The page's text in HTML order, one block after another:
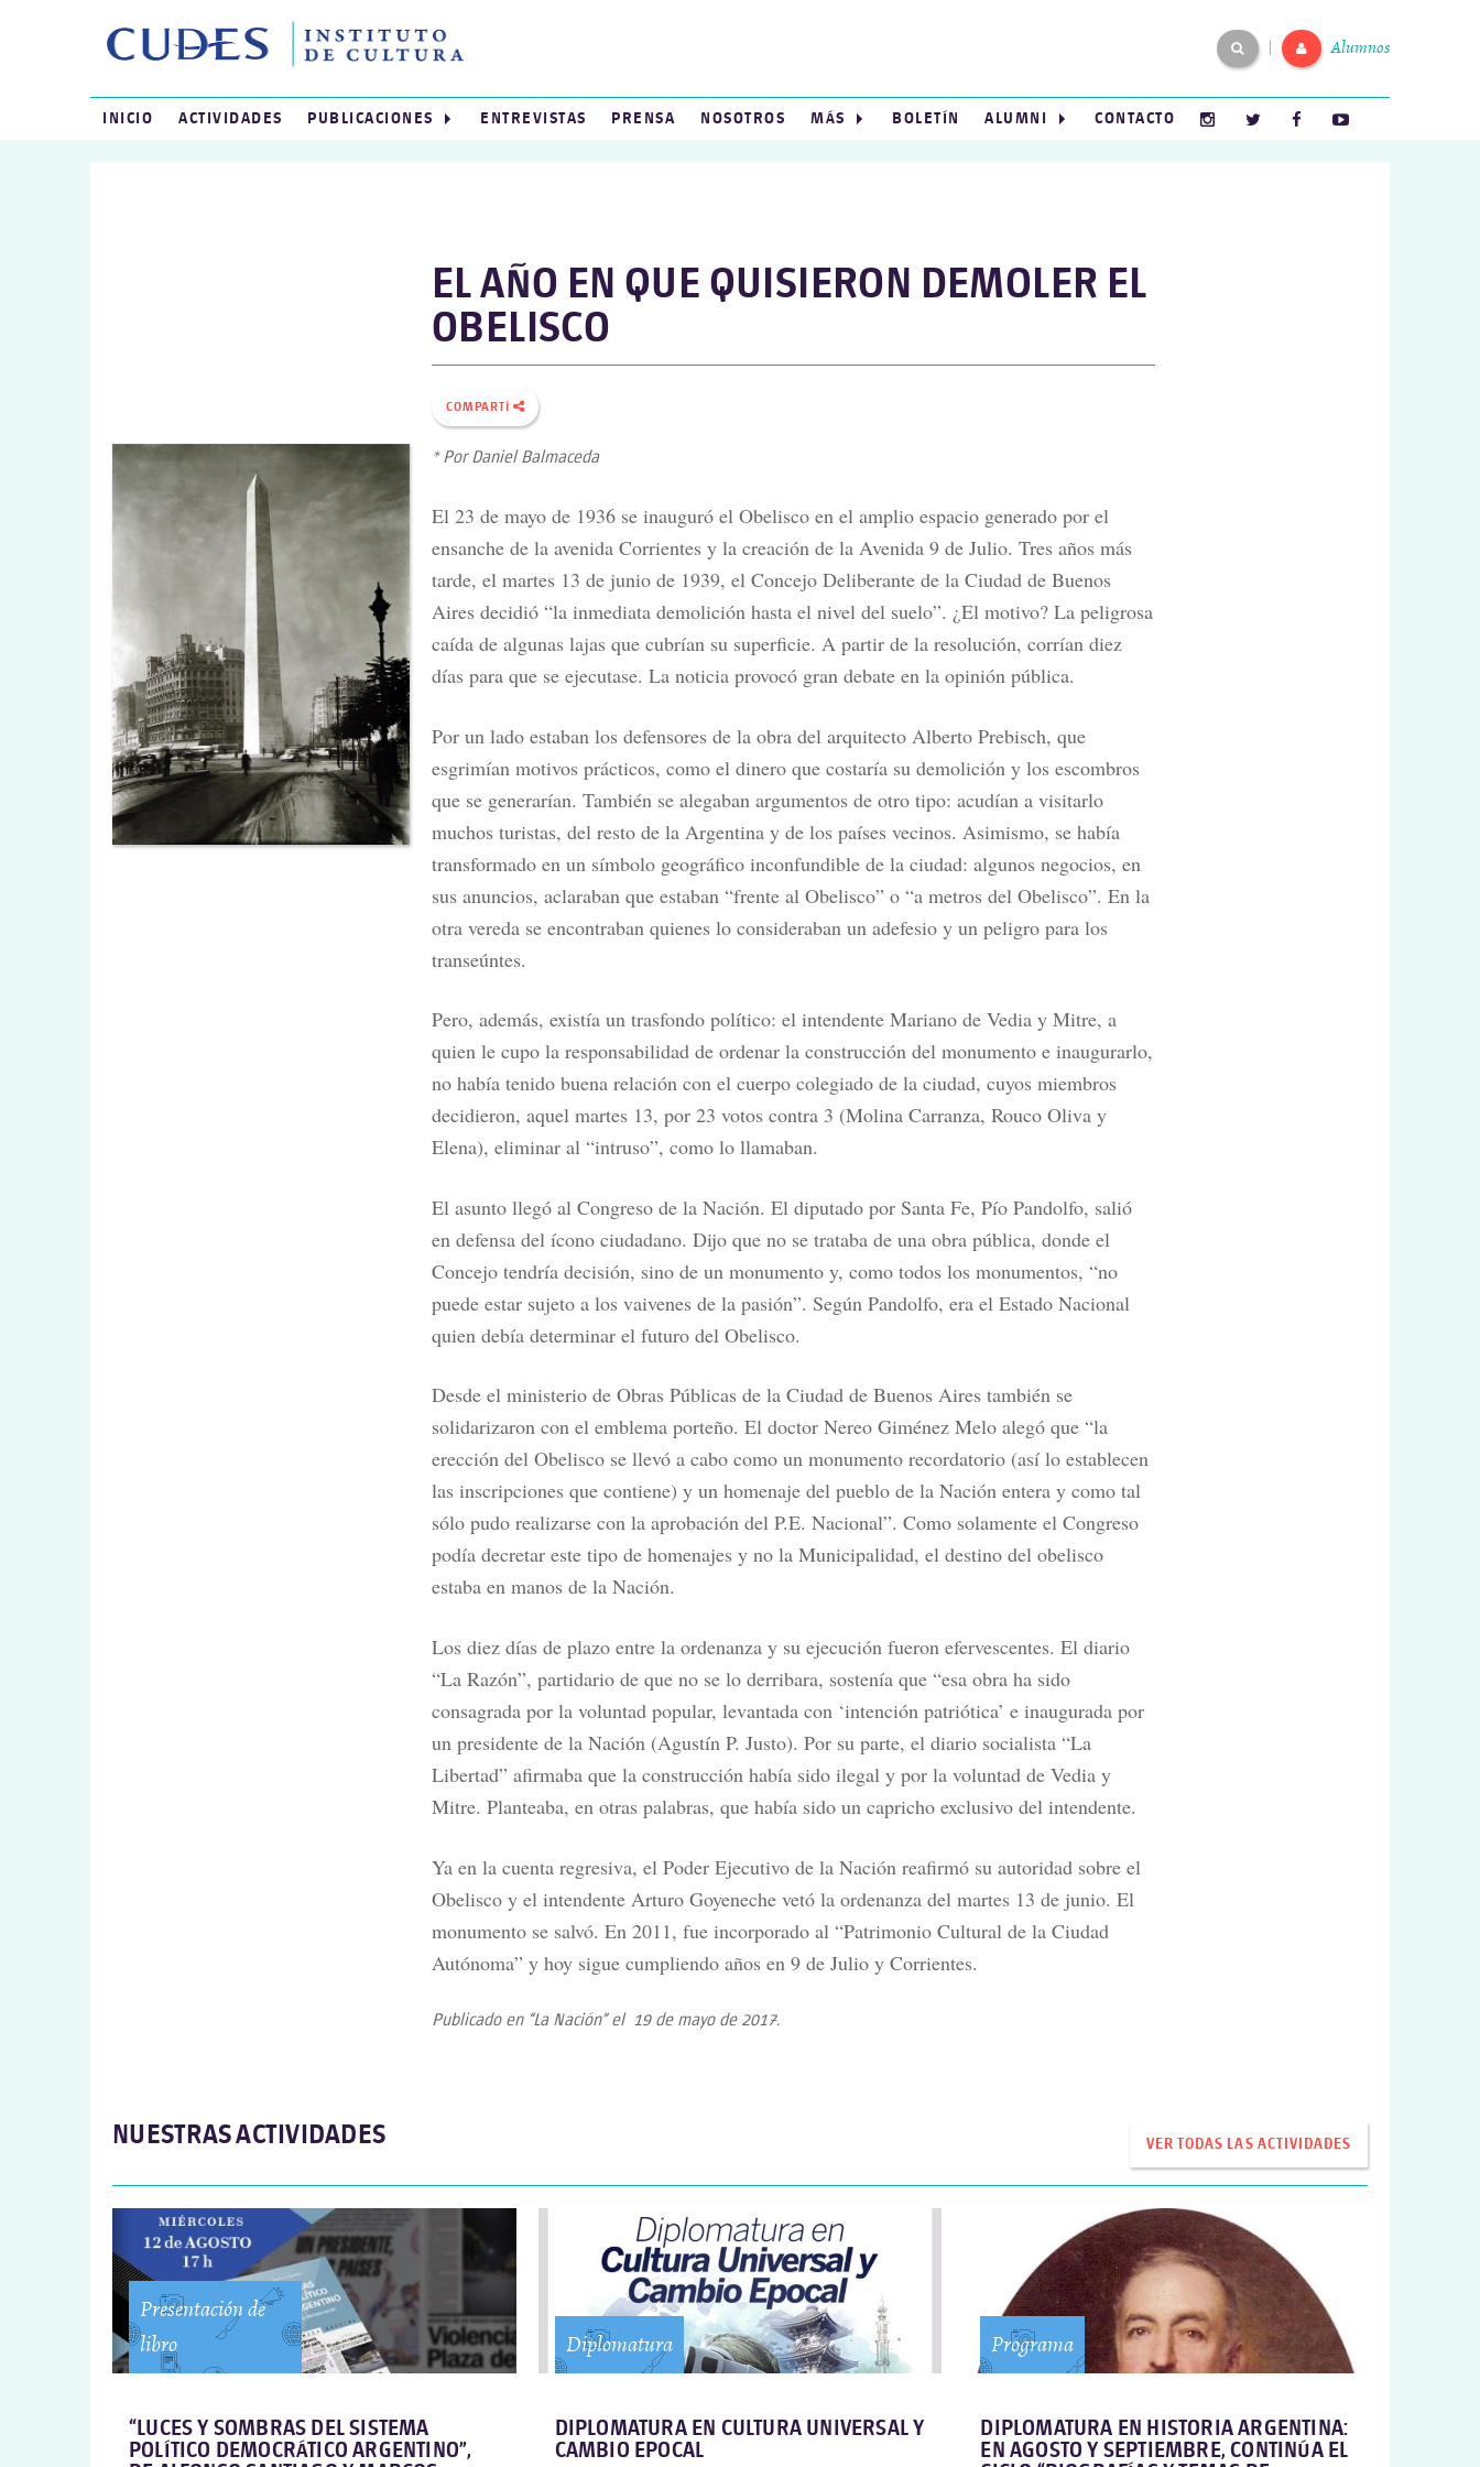
Alumnos
INICIO ACTIVIDADES PUBLICACIONES ENTREVISTAS PRENSA NOSOTROS MÁS BOLETÍN ALUMNI CONTACTO
EL AÑO EN QUE QUISIERON DEMOLER EL
OBELISCO
COMPARTÍ
* Por Daniel Balmaceda
El 23 de mayo de 1936 se inauguró el Obelisco en el amplio espacio generado por el
ensanche de la avenida Corrientes y la creación de la Avenida 9 de Julio. Tres años más
tarde, el martes 13 de junio de 1939, el Concejo Deliberante de la Ciudad de Buenos
Aires decidió “la inmediata demolición hasta el nivel del suelo”. ¿El motivo? La peligrosa
caída de algunas lajas que cubrían su superficie. A partir de la resolución, corrían diez
días para que se ejecutase. La noticia provocó gran debate en la opinión pública.
Por un lado estaban los defensores de la obra del arquitecto Alberto Prebisch, que
esgrimían motivos prácticos, como el dinero que costaría su demolición y los escombros
que se generarían. También se alegaban argumentos de otro tipo: acudían a visitarlo
muchos turistas, del resto de la Argentina y de los países vecinos. Asimismo, se había
transformado en un símbolo geográfico inconfundible de la ciudad: algunos negocios, en
sus anuncios, aclaraban que estaban “frente al Obelisco” o “a metros del Obelisco”. En la
otra vereda se encontraban quienes lo consideraban un adefesio y un peligro para los
transeúntes.
Pero, además, existía un trasfondo político: el intendente Mariano de Vedia y Mitre, a
quien le cupo la responsabilidad de ordenar la construcción del monumento e inaugurarlo,
no había tenido buena relación con el cuerpo colegiado de la ciudad, cuyos miembros
decidieron, aquel martes 13, por 23 votos contra 3 (Molina Carranza, Rouco Oliva y
Elena), eliminar al “intruso”, como lo llamaban.
El asunto llegó al Congreso de la Nación. El diputado por Santa Fe, Pío Pandolfo, salió
en defensa del ícono ciudadano. Dijo que no se trataba de una obra pública, donde el
Concejo tendría decisión, sino de un monumento y, como todos los monumentos, “no
puede estar sujeto a los vaivenes de la pasión”. Según Pandolfo, era el Estado Nacional
quien debía determinar el futuro del Obelisco.
Desde el ministerio de Obras Públicas de la Ciudad de Buenos Aires también se
solidarizaron con el emblema porteño. El doctor Nereo Giménez Melo alegó que “la
erección del Obelisco se llevó a cabo como un monumento recordatorio (así lo establecen
las inscripciones que contiene) y un homenaje del pueblo de la Nación entera y como tal
sólo pudo realizarse con la aprobación del P.E. Nacional”. Como solamente el Congreso
podía decretar este tipo de homenajes y no la Municipalidad, el destino del obelisco
estaba en manos de la Nación.
Los diez días de plazo entre la ordenanza y su ejecución fueron efervescentes. El diario
“La Razón”, partidario de que no se lo derribara, sostenía que “esa obra ha sido
consagrada por la voluntad popular, levantada con ‘intención patriótica’ e inaugurada por
un presidente de la Nación (Agustín P. Justo). Por su parte, el diario socialista “La
Libertad” afirmaba que la construcción había sido ilegal y por la voluntad de Vedia y
Mitre. Planteaba, en otras palabras, que había sido un capricho exclusivo del intendente.
Ya en la cuenta regresiva, el Poder Ejecutivo de la Nación reafirmó su autoridad sobre el
Obelisco y el intendente Arturo Goyeneche vetó la ordenanza del martes 13 de junio. El
monumento se salvó. En 2011, fue incorporado al “Patrimonio Cultural de la Ciudad
Autónoma” y hoy sigue cumpliendo años en 9 de Julio y Corrientes.
Publicado en “La Nación” el 19 de mayo de 2017.
NUESTRAS ACTIVIDADES VER TODAS LAS ACTIVIDADES
Presentación de
libro
“LUCES Y SOMBRAS DEL SISTEMA
POLÍTICO DEMOCRÁTICO ARGENTINO”,
Diplomatura
DIPLOMATURA EN CULTURA UNIVERSAL Y
CAMBIO EPOCAL
Programa
DIPLOMATURA EN HISTORIA ARGENTINA:
EN AGOSTO Y SEPTIEMBRE, CONTINÚA EL